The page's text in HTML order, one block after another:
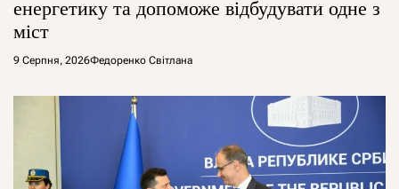
енергетику та допоможе відбудувати одне з
міст
9 Серпня, 2026Федоренко Світлана